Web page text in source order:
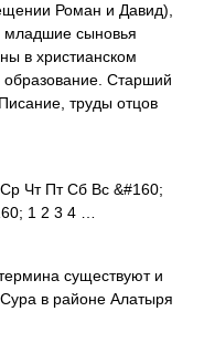
Роман и Давид),
младшие сыновья
в христианском
образование. Старший
труды отцов
Чт Пт Сб Вс &#160;
1 2 3 4 …
существуют и
в районе Алатыря